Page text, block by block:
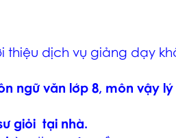
thiệu dịch vụ giảng dạy
ngữ văn lớp 8, môn vậy
giỏi tại nhà.